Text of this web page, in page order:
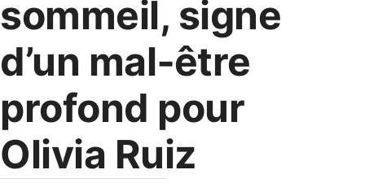
sommeil, signe
d’un mal‑être
profond pour
Olivia Ruiz